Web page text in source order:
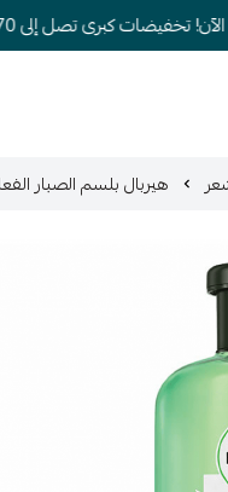
تخفيضات كبرى تصل إلى 70%
هيربال بلسم الصبار الفعال